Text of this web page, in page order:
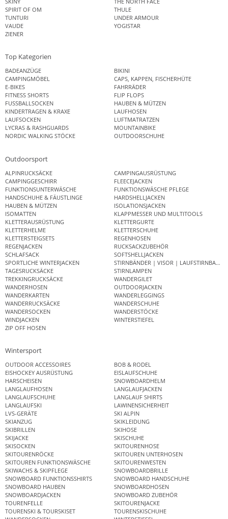
SPIRIT OF OM
THULE
TUNTURI
UNDER ARMOUR
VAUDE
YOGISTAR
ZIENER
Top Kategorien
BADEANZÜGE
BIKINI
CAMPINGMÖBEL
CAPS, KAPPEN, FISCHERHÜTE
E-BIKES
FAHRRÄDER
FITNESS SHORTS
FLIP FLOPS
FUSSBALLSOCKEN
HAUBEN & MÜTZEN
KINDERTRAGEN & KRAXE
LAUFHOSEN
LAUFSOCKEN
LUFTMATRATZEN
LYCRAS & RASHGUARDS
MOUNTAINBIKE
NORDIC WALKING STÖCKE
OUTDOORSCHUHE
Outdoorsport
ALPINRUCKSÄCKE
CAMPINGAUSRÜSTUNG
CAMPINGGESCHIRR
FLEECEJACKEN
FUNKTIONSUNTERWÄSCHE
FUNKTIONSWÄSCHE PFLEGE
HANDSCHUHE & FÄUSTLINGE
HARDSHELLJACKEN
HAUBEN & MÜTZEN
ISOLATIONSJACKEN
ISOMATTEN
KLAPPMESSER UND MULTITOOLS
KLETTERAUSRÜSTUNG
KLETTERGURTE
KLETTERHELME
KLETTERSCHUHE
KLETTERSTEIGSETS
REGENHOSEN
REGENJACKEN
RUCKSACKZUBEHÖR
SCHLAFSACK
SOFTSHELLJACKEN
SPORTLICHE WINTERJACKEN
STIRNBÄNDER | VISOR | LAUFSTIRNBAND
TAGESRUCKSÄCKE
STIRNLAMPEN
TREKKINGRUCKSÄCKE
WANDERGILET
WANDERHOSEN
OUTDOORJACKEN
WANDERKARTEN
WANDERLEGGINGS
WANDERRUCKSÄCKE
WANDERSCHUHE
WANDERSOCKEN
WANDERSTÖCKE
WINDJACKEN
WINTERSTIEFEL
ZIP OFF HOSEN
Wintersport
OUTDOOR ACCESSOIRES
BOB & RODEL
EISHOCKEY AUSRÜSTUNG
EISLAUFSCHUHE
HARSCHEISEN
SNOWBOARDHELM
LANGLAUFHOSEN
LANGLAUFJACKEN
LANGLAUFSCHUHE
LANGLAUF SHIRTS
LANGLAUFSKI
LAWINENSICHERHEIT
LVS-GERÄTE
SKI ALPIN
SKIANZUG
SKIKLEIDUNG
SKIBRILLEN
SKIHOSE
SKIJACKE
SKISCHUHE
SKISOCKEN
SKITOURENHOSE
SKITOURENRÖCKE
SKITOUREN UNTERHOSEN
SKITOUREN FUNKTIONSWÄSCHE
SKITOURENWESTEN
SKIWACHS & SKIPFLEGE
SNOWBOARDBRILLE
SNOWBOARD FUNKTIONSSHIRTS
SNOWBOARD HANDSCHUHE
SNOWBOARD HAUBEN
SNOWBOARDHOSEN
SNOWBOARDJACKEN
SNOWBOARD ZUBEHÖR
TOURENFELLE
SKITOURENJACKE
TOURENSKI & TOURSKISET
TOURENSKISCHUHE